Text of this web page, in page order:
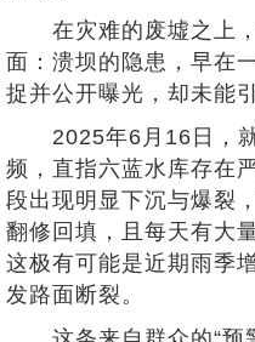
在灾难的废墟之上，
面：溃坝的隐患，早在
捉并公开曝光，却未能
2025年6月16日，就
频，直指六蓝水库存在
段出现明显下沉与爆裂
翻修回填，且每天有大
这极有可能是近期雨季
发路面断裂。